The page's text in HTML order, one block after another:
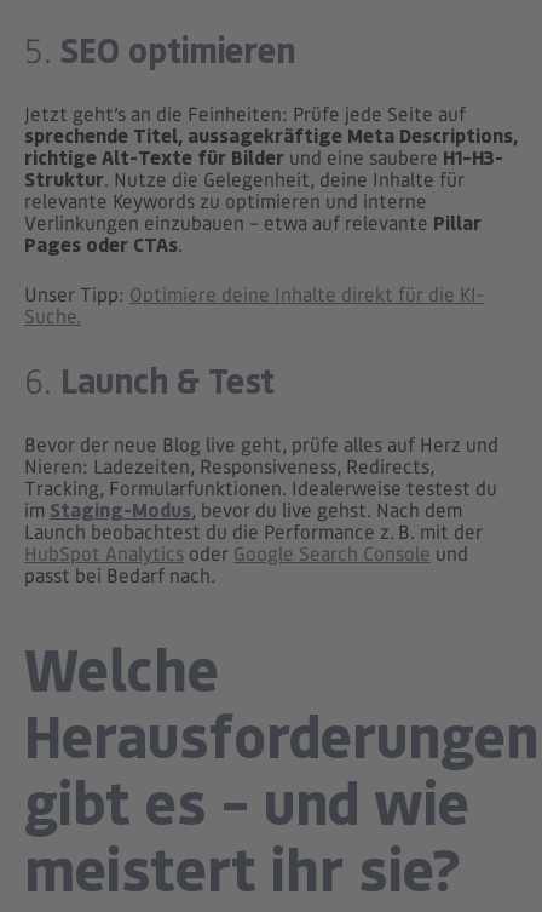
5. SEO optimieren
Jetzt geht’s an die Feinheiten: Prüfe jede Seite auf
sprechende Titel, aussagekräftige Meta Descriptions,
richtige Alt-Texte für Bilder und eine saubere H1–H3-
Struktur. Nutze die Gelegenheit, deine Inhalte für
relevante Keywords zu optimieren und interne
Verlinkungen einzubauen – etwa auf relevante Pillar
Pages oder CTAs.
Unser Tipp: Optimiere deine Inhalte direkt für die KI-
Suche.
6. Launch & Test
Bevor der neue Blog live geht, prüfe alles auf Herz und
Nieren: Ladezeiten, Responsiveness, Redirects,
Tracking, Formularfunktionen. Idealerweise testest du
im Staging-Modus, bevor du live gehst. Nach dem
Launch beobachtest du die Performance z. B. mit der
HubSpot Analytics oder Google Search Console und
passt bei Bedarf nach.
Welche
Herausforderungen
gibt es – und wie
meistert ihr sie?